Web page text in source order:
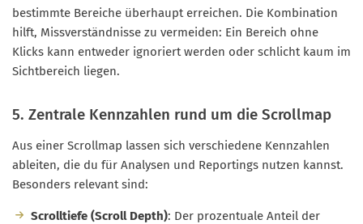
bestimmte Bereiche überhaupt erreichen. Die Kombination
hilft, Missverständnisse zu vermeiden: Ein Bereich ohne
Klicks kann entweder ignoriert werden oder schlicht kaum im
Sichtbereich liegen.
5. Zentrale Kennzahlen rund um die Scrollmap
Aus einer Scrollmap lassen sich verschiedene Kennzahlen
ableiten, die du für Analysen und Reportings nutzen kannst.
Besonders relevant sind:
Scrolltiefe (Scroll Depth): Der prozentuale Anteil der